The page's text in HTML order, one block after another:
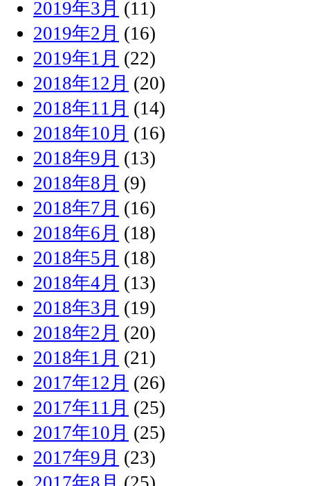
2019年3月 (11)
2019年2月 (16)
2019年1月 (22)
2018年12月 (20)
2018年11月 (14)
2018年10月 (16)
2018年9月 (13)
2018年8月 (9)
2018年7月 (16)
2018年6月 (18)
2018年5月 (18)
2018年4月 (13)
2018年3月 (19)
2018年2月 (20)
2018年1月 (21)
2017年12月 (26)
2017年11月 (25)
2017年10月 (25)
2017年9月 (23)